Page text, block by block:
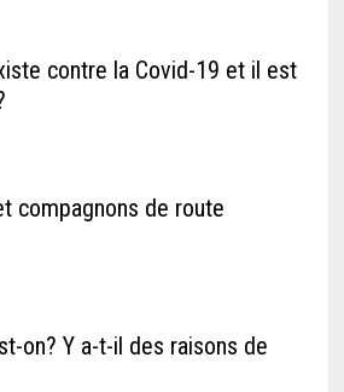
contre la Covid-19 et il est
compagnons de route
on? Y a-t-il des raisons de